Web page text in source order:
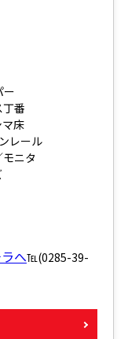
ー
番
床
レール
ニタ
へ℡(0285-39-